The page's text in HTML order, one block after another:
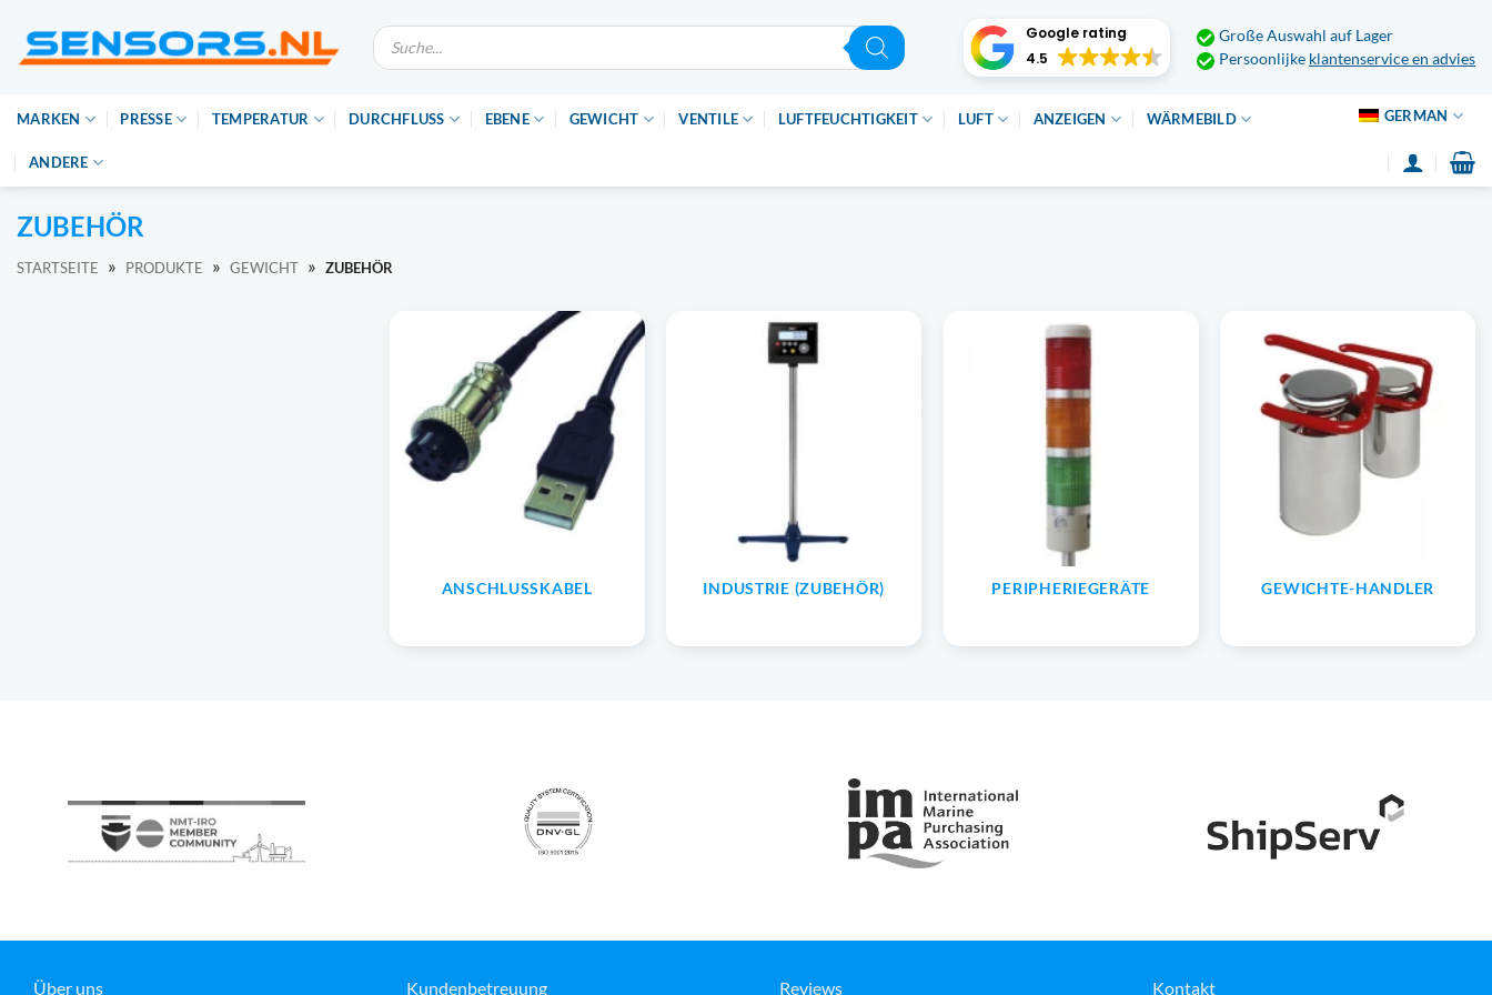
Inhalt
springen
Suche
nach
Produkten
Google rating
4.5
Große Auswahl auf Lager
Persoonlijke klantenservice en advies
MARKEN PRESSE TEMPERATUR DURCHFLUSS EBENE GEWICHT VENTILE LUFTFEUCHTIGKEIT LUFT ANZEIGEN WÄRMEBILD
ANDERE
GERMAN
ZUBEHÖR
STARTSEITE » PRODUKTE » GEWICHT » ZUBEHÖR
ANSCHLUSSKABEL INDUSTRIE (ZUBEHÖR) PERIPHERIEGERÄTE GEWICHTE-HANDLER
Über uns
Kundenbetreuung
Reviews
Kontakt